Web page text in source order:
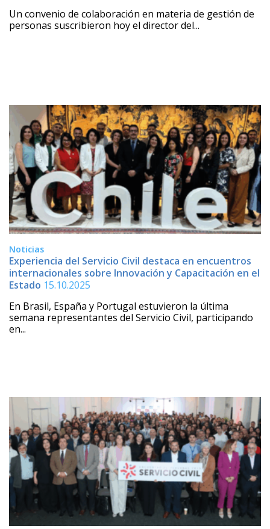
Un convenio de colaboración en materia de gestión de
personas suscribieron hoy el director del...
Noticias
Experiencia del Servicio Civil destaca en encuentros
internacionales sobre Innovación y Capacitación en el
Estado 15.10.2025
En Brasil, España y Portugal estuvieron la última
semana representantes del Servicio Civil, participando
en...